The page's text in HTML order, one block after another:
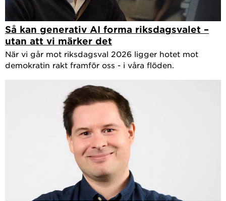
Så kan generativ AI forma riksdagsvalet –
utan att vi märker det
När vi går mot riksdagsval 2026 ligger hotet mot
demokratin rakt framför oss - i våra flöden.